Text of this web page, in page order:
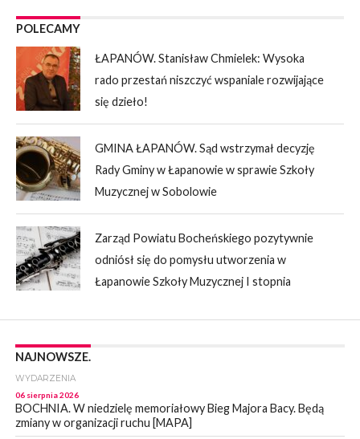
POLECAMY
ŁAPANÓW. Stanisław Chmielek: Wysoka
rado przestań niszczyć wspaniale rozwijające
się dzieło!
GMINA ŁAPANÓW. Sąd wstrzymał decyzję
Rady Gminy w Łapanowie w sprawie Szkoły
Muzycznej w Sobolowie
Zarząd Powiatu Bocheńskiego pozytywnie
odniósł się do pomysłu utworzenia w
Łapanowie Szkoły Muzycznej I stopnia
NAJNOWSZE.
WYDARZENIA
06 sierpnia 2026
BOCHNIA. W niedzielę memoriałowy Bieg Majora Bacy. Będą
zmiany w organizacji ruchu [MAPA]